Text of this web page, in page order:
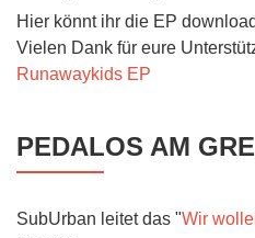
Hier könnt ihr die EP
Vielen Dank für eure
Runawaykids EP
PEDALOS AM
SubUrban leitet das "Wir